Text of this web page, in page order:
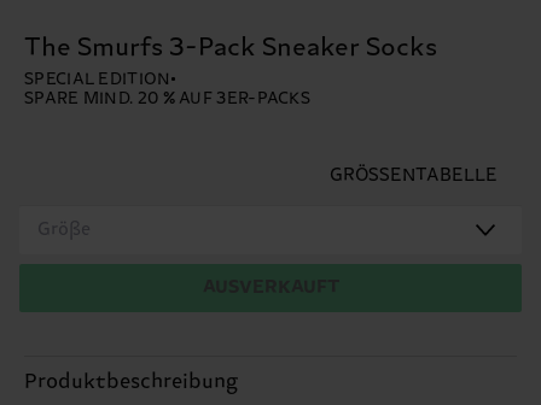
The Smurfs 3-Pack Sneaker Socks
SPECIAL EDITION
SPARE MIND. 20 % AUF 3ER-PACKS
GRÖSSENTABELLE
Größe
Produktbeschreibung